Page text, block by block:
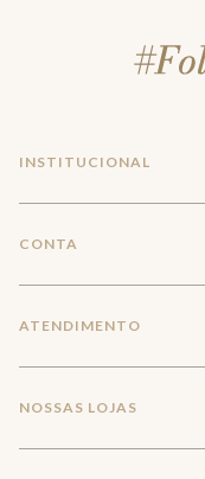
INSTITUCIONAL
Trabalhe conosco
CONTA
Meus pedidos
ATENDIMENTO
NOSSAS LOJAS